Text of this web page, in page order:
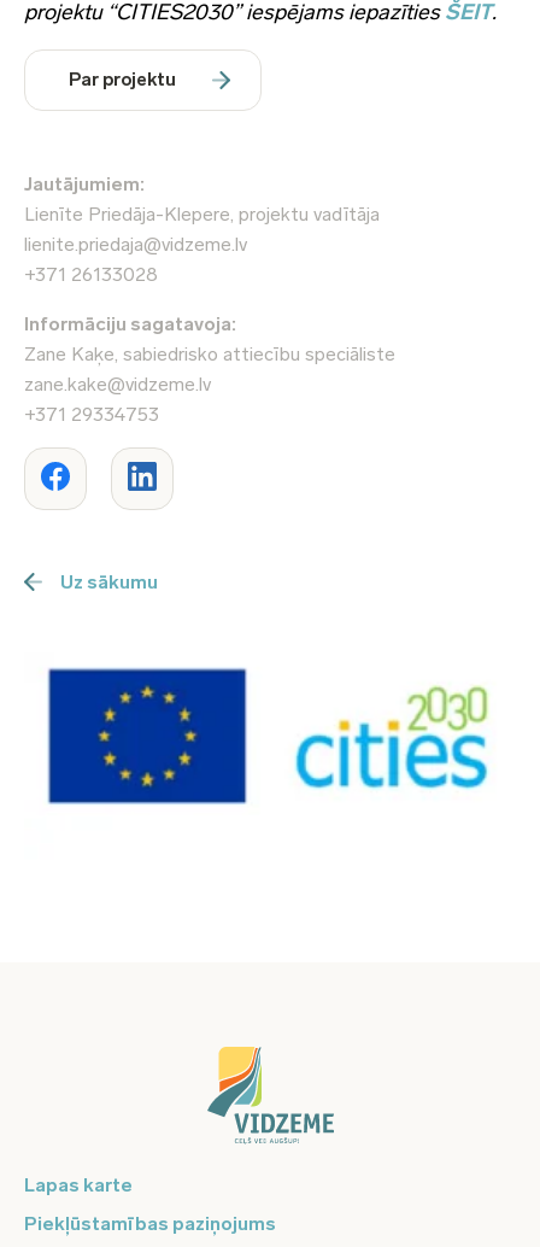
projektu “CITIES2030” iespējams iepazītiesŠEIT.
Par projektu
Jautājumiem:
Lienīte Priedāja-Klepere, projektu vadītāja
lienite.priedaja@vidzeme.lv
+371 26133028
Informāciju sagatavoja:
Zane Kaķe, sabiedrisko attiecību speciāliste
zane.kake@vidzeme.lv
+371 29334753
Uz sākumu
Lapas karte
Piekļūstamības paziņojums